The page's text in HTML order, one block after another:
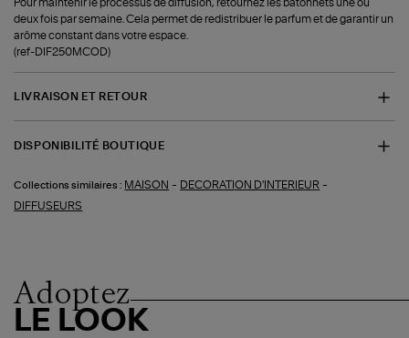
Pour maintenir le processus de diffusion, retournez les bâtonnets une ou
deux fois par semaine. Cela permet de redistribuer le parfum et de garantir un
arôme constant dans votre espace.
(ref-DIF250MCOD)
LIVRAISON ET RETOUR
DISPONIBILITÉ BOUTIQUE
Collections similaires : MAISON - DECORATION D'INTERIEUR -
DIFFUSEURS
Adoptez
LE LOOK